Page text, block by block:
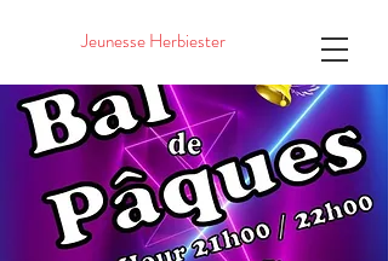
Jeunesse Herbiester